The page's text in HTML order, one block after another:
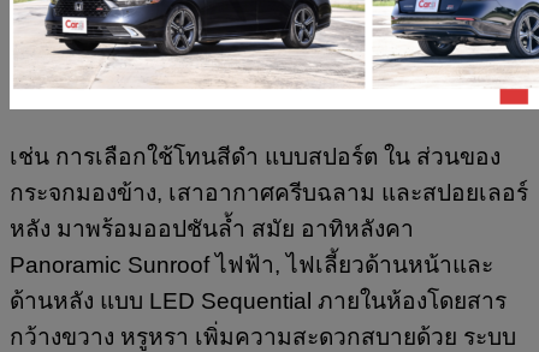
เช่น การเลือกใช้โทนสีดำ แบบสปอร์ต ใน ส่วนของ
กระจกมองข้าง, เสาอากาศครีบฉลาม และสปอยเลอร์
หลัง มาพร้อมออปชันล้ำ สมัย อาทิหลังคา
Panoramic Sunroof ไฟฟ้า, ไฟเลี้ยวด้านหน้าและ
ด้านหลัง แบบ LED Sequential ภายในห้องโดยสาร
กว้างขวาง หรูหรา เพิ่มความสะดวกสบายด้วย ระบบ